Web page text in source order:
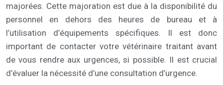
majorées. Cette majoration est due à la disponibilité du
personnel en dehors des heures de bureau et à
l’utilisation d’équipements spécifiques. Il est donc
important de contacter votre vétérinaire traitant avant
de vous rendre aux urgences, si possible. Il est crucial
d’évaluer la nécessité d’une consultation d’urgence.